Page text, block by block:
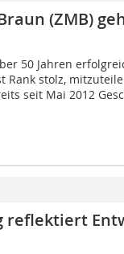
(ZMB)
50 Jahren
Rank stolz,
seit Mai 2012
reflektiert